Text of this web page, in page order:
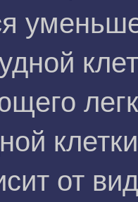
от